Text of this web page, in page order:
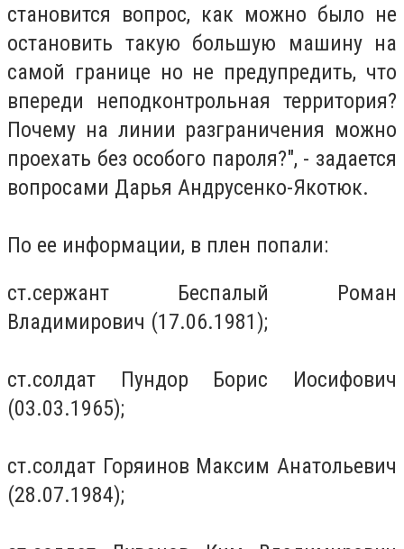
становится вопрос, как можно было не
остановить такую большую машину на
самой границе но не предупредить, что
впереди неподконтрольная территория?
Почему на линии разграничения можно
проехать без особого пароля?", - задается
вопросами Дарья Андрусенко-Якотюк.
По ее информации, в плен попали:
ст.сержант Беспалый Роман
Владимирович (17.06.1981);
ст.солдат Пундор Борис Иосифович
(03.03.1965);
ст.солдат Горяинов Максим Анатольевич
(28.07.1984);